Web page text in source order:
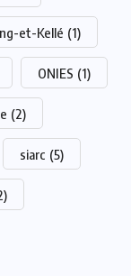
et-Kellé (1)
ONIES (1)
(2)
siarc (5)